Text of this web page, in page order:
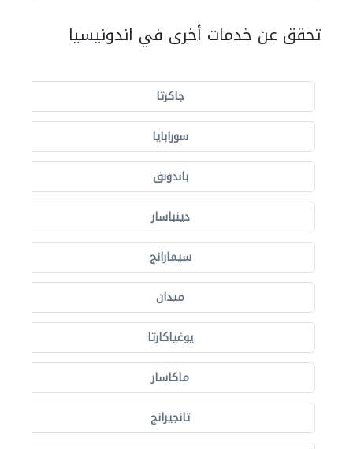
تحقق عن خدمات أخرى في اندونيسيا
جاكرتا
سورابايا
باندونق
دينباسار
سيمارانج
ميدان
يوغياكارتا
ماكاسار
تانجيرانج